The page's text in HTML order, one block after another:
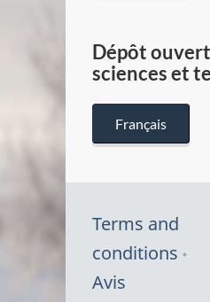
Dépôt
sciences et
Français
Terms and
conditions
Avis